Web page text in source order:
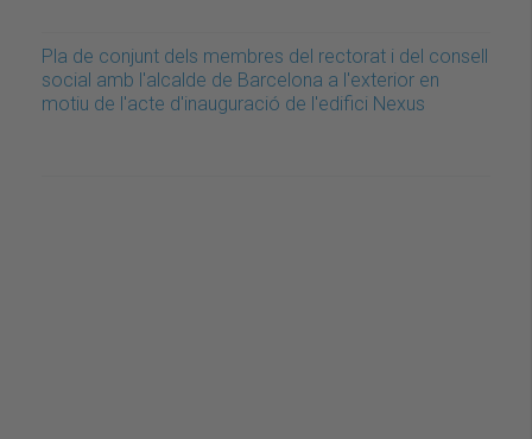
Pla de conjunt dels membres del rectorat i del consell
social amb l'alcalde de Barcelona a l'exterior en
motiu de l'acte d'inauguració de l'edifici Nexus